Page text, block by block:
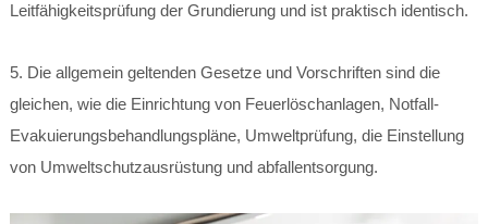
Leitfähigkeitsprüfung der Grundierung und ist praktisch identisch.
5. Die allgemein geltenden Gesetze und Vorschriften sind die
gleichen, wie die Einrichtung von Feuerlöschanlagen, Notfall-
Evakuierungsbehandlungspläne, Umweltprüfung, die Einstellung
von Umweltschutzausrüstung und abfallentsorgung.